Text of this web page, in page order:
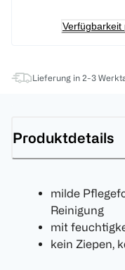
Verfügbarkeit
Lieferung in 2-3
Produktdetails
milde
Reinigung
mit
kein Ziepen,